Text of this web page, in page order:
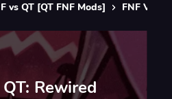
vs QT [QT FNF Mods] FNF Vs.
QT: Rewired